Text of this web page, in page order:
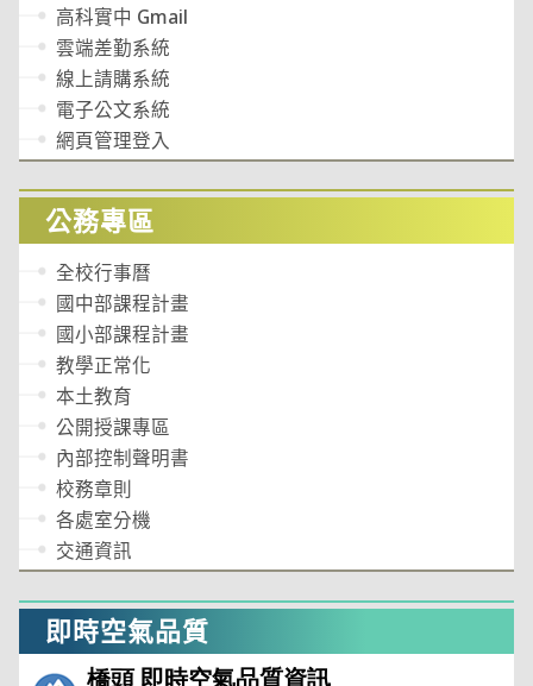
高科實中 Gmail
雲端差勤系統
線上請購系統
電子公文系統
網頁管理登入
公務專區
全校行事曆
國中部課程計畫
國小部課程計畫
教學正常化
本土教育
公開授課專區
內部控制聲明書
校務章則
各處室分機
交通資訊
即時空氣品質